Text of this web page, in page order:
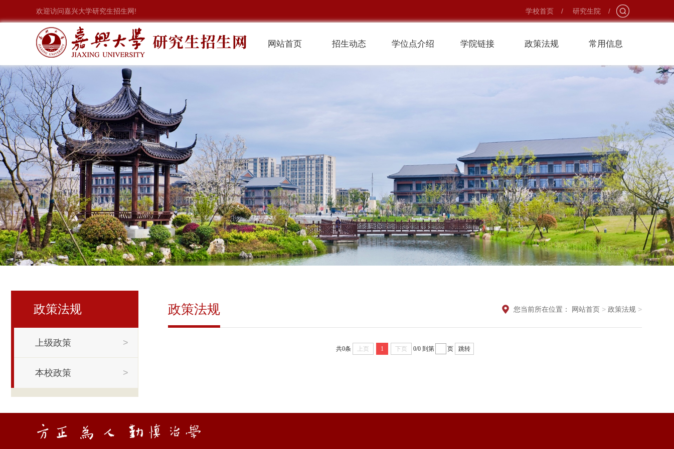
欢迎访问嘉兴大学研究生招生网! 学校首页 / 研究生院 /
网站首页 招生动态 学位点介绍 学院链接 政策法规 常用信息
政策法规
上级政策 >
本校政策 >
政策法规 您当前所在位置： 网站首页 > 政策法规 >
共0条 上页 1 下页 0/0 到第 页 跳转